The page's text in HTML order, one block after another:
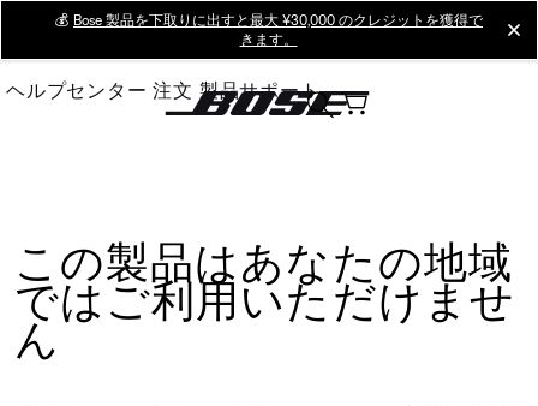
Main
💰 Bose 製品を下取りに出すと最大 ¥30,000 のクレジットを獲得で
きます。
ヘルプセンター 注文 製品サポート
この製品はあなたの地域
ではご利用いただけませ
ん